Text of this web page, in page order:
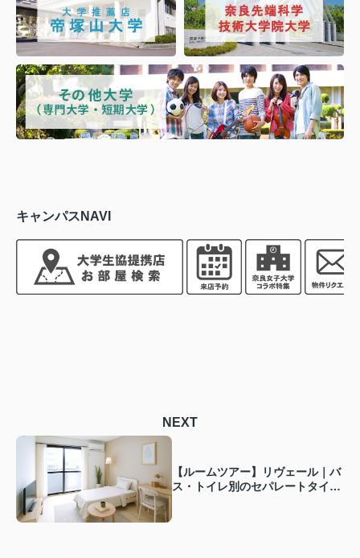
キャンパスNAVI
NEXT
【ルームツアー】リヴェール｜バ
ス・トイレ別のセパレートタイプ